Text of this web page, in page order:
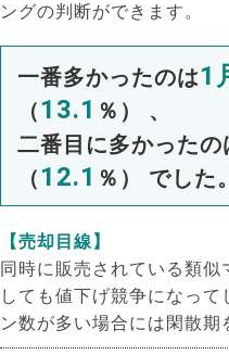
ングの判断ができます。
一番多かったのは1
（ 13.1 ％） 、
二番目に多かったの
（ 12.1 ％） でした。
【売却目線】
同時に販売されている類似
しても値下げ競争になっ
ン数が多い場合には閑散期